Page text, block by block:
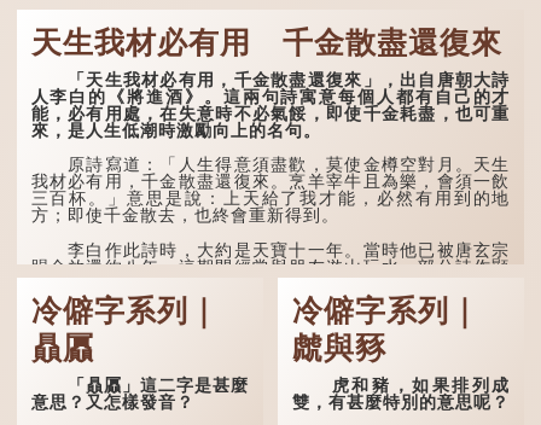
事，以「寥寥安期，虛質高
清」形容空虛無所事事。
天生我材必有用 千金散盡還復來
「天生我材必有用，千金散盡還復來」，出自唐朝大詩
人李白的《將進酒》。這兩句詩寓意每個人都有自己的才
能，必有用處，在失意時不必氣餒，即使千金耗盡，也可重
來，是人生低潮時激勵向上的名句。
原詩寫道：「人生得意須盡歡，莫使金樽空對月。天生
我材必有用，千金散盡還復來。烹羊宰牛且為樂，會須一飲
三百杯。」意思是說：上天給了我才能，必然有用到的地
方；即使千金散去，也終會重新得到。
李白作此詩時，大約是天寶十一年。當時他已被唐玄宗
賜金放還約八年，這期間經常與朋友遊山玩水，部分詩作顯
露出懷才...
冷僻字系列｜
贔屭
「贔屭」這二字是甚麼
意思？又怎樣發音？
冷僻字系列｜
虤與豩
虎和豬，如果排列成
雙，有甚麼特別的意思呢？